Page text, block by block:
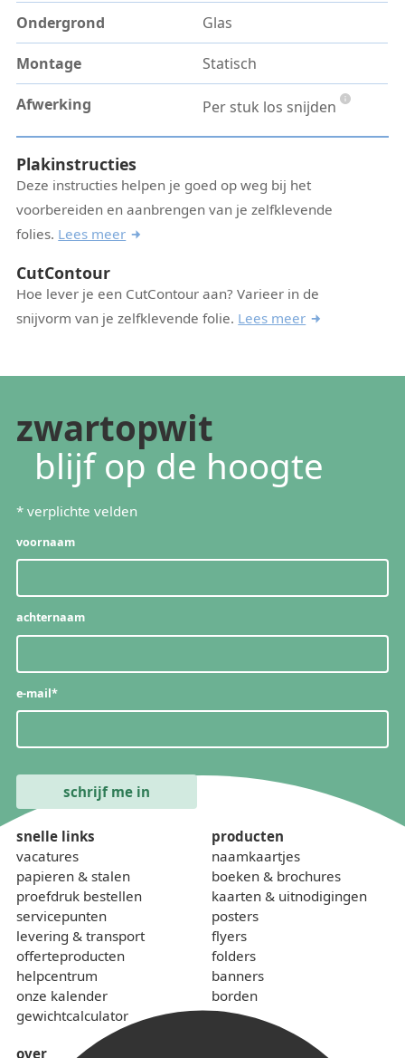
Ondergrond Glas
Montage Statisch
Afwerking Per stuk los snijden
Plakinstructies
Deze instructies helpen je goed op weg bij het
voorbereiden en aanbrengen van je zelfklevende
folies. Lees meer
CutContour
Hoe lever je een CutContour aan? Varieer in de
snijvorm van je zelfklevende folie. Lees meer
zwartopwit
blijf op de hoogte
* verplichte velden
voornaam
achternaam
e-mail*
snelle links
vacatures
papieren & stalen
proefdruk bestellen
servicepunten
levering & transport
offerteproducten
helpcentrum
onze kalender
gewichtcalculator
over
producten
naamkaartjes
boeken & brochures
kaarten & uitnodigingen
posters
flyers
folders
banners
borden